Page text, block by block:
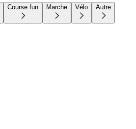
Course fun Marche Vélo Autre